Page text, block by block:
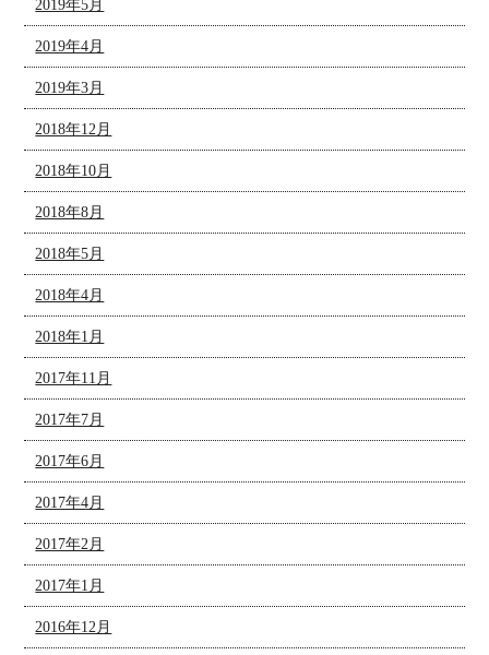
2019年5月
2019年4月
2019年3月
2018年12月
2018年10月
2018年8月
2018年5月
2018年4月
2018年1月
2017年11月
2017年7月
2017年6月
2017年4月
2017年2月
2017年1月
2016年12月